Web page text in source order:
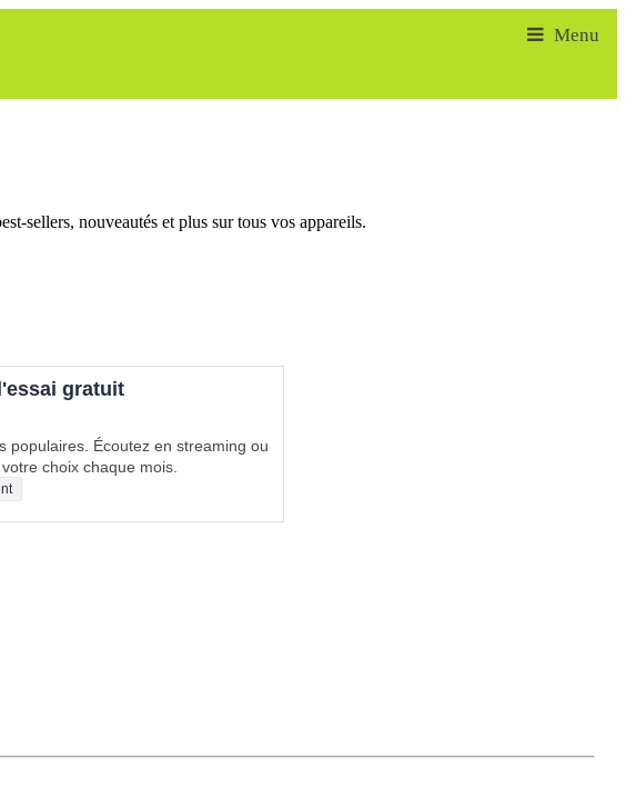
sellers, nouveautés et plus sur tous vos appareils.
gratuit
populaires. Écoutez en streaming ou
choix chaque mois.